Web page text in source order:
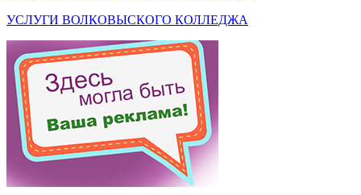
УСЛУГИ ВОЛКОВЫСКОГО КОЛЛЕДЖА